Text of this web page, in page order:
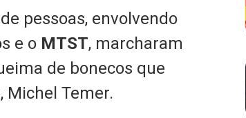
pessoas, envolvendo
e o MTST, marcharam
de bonecos que
Michel Temer.